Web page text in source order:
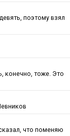
поэтому взял
конечно, тоже. Это
что поменяю